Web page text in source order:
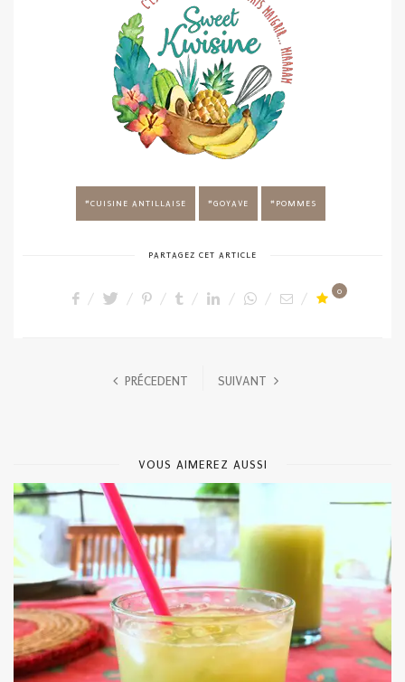
CUISINE ANTILLAISE GOYAVE POMMES
PARTAGEZ CET ARTICLE
0
PRÉCEDENT SUIVANT
VOUS AIMEREZ AUSSI